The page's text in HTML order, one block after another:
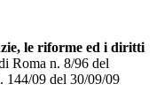
le riforme ed i diritti
Roma n. 8/96 del
144/09 del 30/09/09